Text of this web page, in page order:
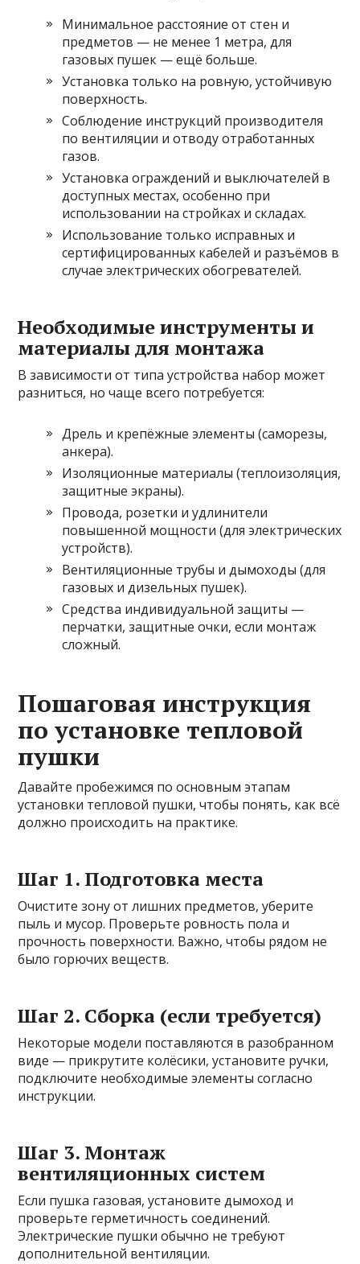
Минимальное расстояние от стен и
предметов — не менее 1 метра, для
газовых пушек — ещё больше.
Установка только на ровную, устойчивую
поверхность.
Соблюдение инструкций производителя
по вентиляции и отводу отработанных
газов.
Установка ограждений и выключателей в
доступных местах, особенно при
использовании на стройках и складах.
Использование только исправных и
сертифицированных кабелей и разъёмов в
случае электрических обогревателей.
Необходимые инструменты и
материалы для монтажа
В зависимости от типа устройства набор может
разниться, но чаще всего потребуется:
Дрель и крепёжные элементы (саморезы,
анкера).
Изоляционные материалы (теплоизоляция,
защитные экраны).
Провода, розетки и удлинители
повышенной мощности (для электрических
устройств).
Вентиляционные трубы и дымоходы (для
газовых и дизельных пушек).
Средства индивидуальной защиты —
перчатки, защитные очки, если монтаж
сложный.
Пошаговая инструкция
по установке тепловой
пушки
Давайте пробежимся по основным этапам
установки тепловой пушки, чтобы понять, как всё
должно происходить на практике.
Шаг 1. Подготовка места
Очистите зону от лишних предметов, уберите
пыль и мусор. Проверьте ровность пола и
прочность поверхности. Важно, чтобы рядом не
было горючих веществ.
Шаг 2. Сборка (если требуется)
Некоторые модели поставляются в разобранном
виде — прикрутите колёсики, установите ручки,
подключите необходимые элементы согласно
инструкции.
Шаг 3. Монтаж
вентиляционных систем
Если пушка газовая, установите дымоход и
проверьте герметичность соединений.
Электрические пушки обычно не требуют
дополнительной вентиляции.